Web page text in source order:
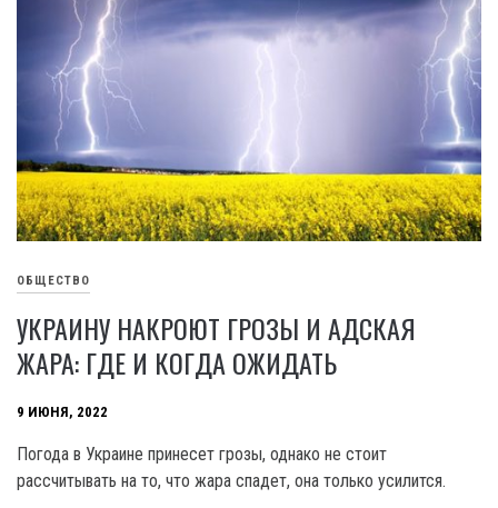
ОБЩЕСТВО
УКРАИНУ НАКРОЮТ ГРОЗЫ И АДСКАЯ
ЖАРА: ГДЕ И КОГДА ОЖИДАТЬ
9 ИЮНЯ, 2022
Погода в Украине принесет грозы, однако не стоит
рассчитывать на то, что жара спадет, она только усилится.